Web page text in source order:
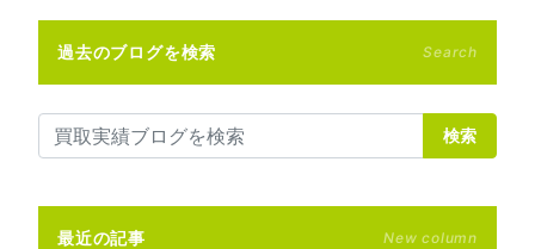
過去のブログを検索 Search
検索
最近の記事 New column